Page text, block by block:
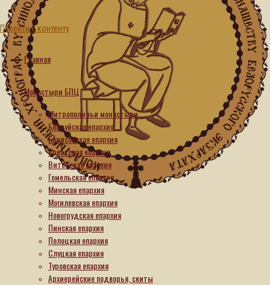
Перейти к контенту
Главная
Монастыри БПЦ
Митрополичьи монастыри
Бобруйская епархия
Борисовская епархия
Брестская епархия
Витебская епархия
Гомельская епархия
Минская епархия
Могилевская епархия
Новогрудская епархия
Пинская епархия
Полоцкая епархия
Слуцкая епархия
Туровская епархия
Архиерейские подворья, скиты
Новости
В
Полоцком
Спасо-
монастыре
встретили
Светлое